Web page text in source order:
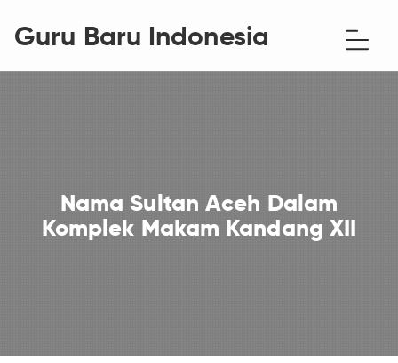
Guru Baru Indonesia
Nama Sultan Aceh Dalam
Komplek Makam Kandang XII